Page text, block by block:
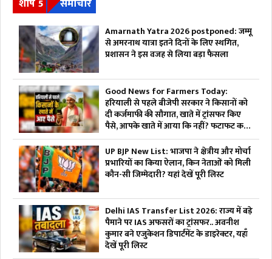
शीर्ष 5 समाचार
Amarnath Yatra 2026 postponed: जम्मू
से अमरनाथ यात्रा इतने दिनों के लिए स्थगित,
प्रशासन ने इस वजह से लिया बड़ा फैसला
Good News for Farmers Today:
हरियाली से पहले बीजेपी सरकार ने किसानों को
दी कर्जमाफी की सौगात, खाते में ट्रांसफर किए
पैसे, आपके खाते में आया कि नहीं? फटाफट करें
चेक
UP BJP New List: भाजपा ने क्षेत्रीय और मोर्चा
प्रभारियों का किया ऐलान, किन नेताओं को मिली
कौन-सी जिम्मेदारी? यहां देखें पूरी लिस्ट
Delhi IAS Transfer List 2026: राज्य में बड़े
पैमाने पर IAS अफसरों का ट्रांसफर.. अवनीश
कुमार बने एजुकेशन डिपार्टमेंट के डाइरेक्टर, यहाँ
देखें पूरी लिस्ट